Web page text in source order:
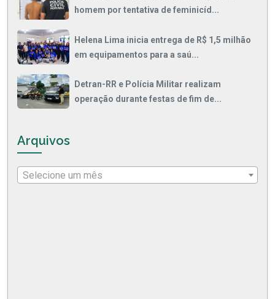
homem por tentativa de feminicíd...
Helena Lima inicia entrega de R$ 1,5 milhão
em equipamentos para a saú...
Detran-RR e Polícia Militar realizam
operação durante festas de fim de...
Arquivos
Selecione um mês